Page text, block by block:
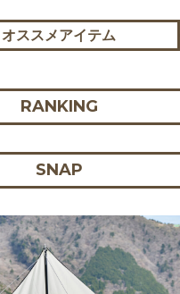
オススメアイテム
RANKING
SNAP